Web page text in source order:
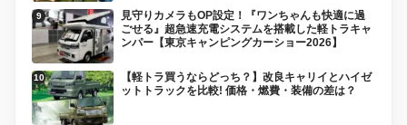
見守りカメラもOP設定！『ワンちゃんも快適に過
ごせる』超急速充電システムを搭載した軽トラキャ
ンパー【東京キャンピングカーショー2026】
【軽トラ買うならどっち？】改良キャリイとハイゼ
ットトラックを比較! 価格・燃費・装備の差は？